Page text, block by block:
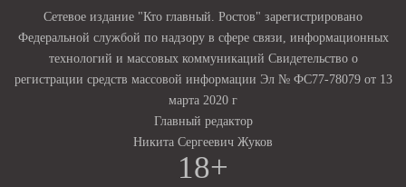
Сетевое издание "Кто главный. Ростов" зарегистрировано
Федеральной службой по надзору в сфере связи, информационных
технологий и массовых коммуникаций Свидетельство о
регистрации средств массовой информации Эл № ФС77-78079 от 13
марта 2020 г
Главный редактор
Никита Сергеевич Жуков
18+